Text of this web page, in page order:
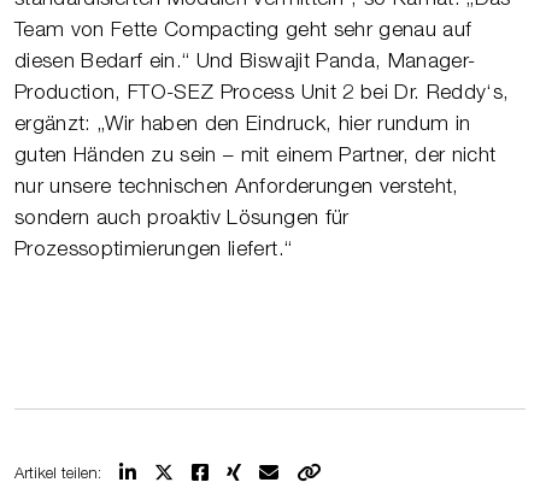
Team von Fette Compacting geht sehr genau auf
diesen Bedarf ein.“ Und Biswajit Panda, Manager-
Production, FTO-SEZ Process Unit 2 bei Dr. Reddy‘s,
ergänzt: „Wir haben den Eindruck, hier rundum in
guten Händen zu sein – mit einem Partner, der nicht
nur unsere technischen Anforderungen versteht,
sondern auch proaktiv Lösungen für
Prozessoptimierungen liefert.“
Artikel teilen: